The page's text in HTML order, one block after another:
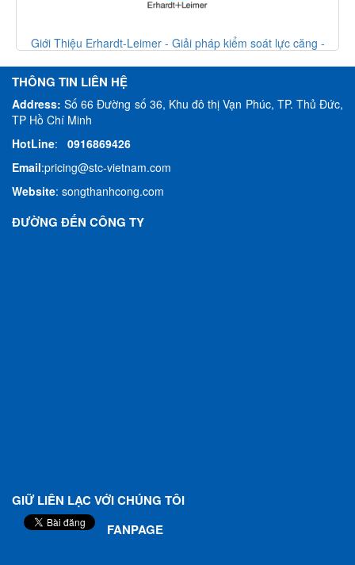
kiểm soát lực căng -
Giới Thiệu Erhardt-Leimer - Giải pháp
THÔNG TIN LIÊN HỆ
Address:Số 66 Đường số 36, Khu đô thị Vạn Phúc, TP. Thủ Đức,
TP Hồ Chí Minh
HotLine: 0916869426
Email:pricing@stc-vietnam.com
Website: songthanhcong.com
ĐƯỜNG ĐẾN CÔNG TY
GIỮ LIÊN LẠC VỚI CHÚNG TÔI
FANPAGE